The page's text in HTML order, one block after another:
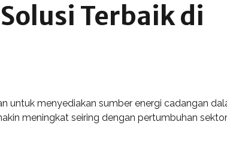
Terbaik di
menyediakan sumber energi cadangan
meningkat seiring dengan pertumbuhan